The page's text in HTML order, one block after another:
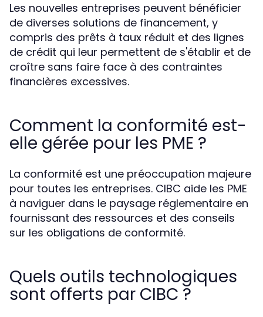
Les nouvelles entreprises peuvent bénéficier
de diverses solutions de financement, y
compris des prêts à taux réduit et des lignes
de crédit qui leur permettent de s'établir et de
croître sans faire face à des contraintes
financières excessives.
Comment la conformité est-
elle gérée pour les PME ?
La conformité est une préoccupation majeure
pour toutes les entreprises. CIBC aide les PME
à naviguer dans le paysage réglementaire en
fournissant des ressources et des conseils
sur les obligations de conformité.
Quels outils technologiques
sont offerts par CIBC ?